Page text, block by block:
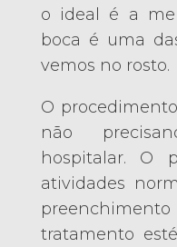
o ideal é a
boca é uma
vemos no rosto.
O
não
hospitalar. O
atividades
tratamento